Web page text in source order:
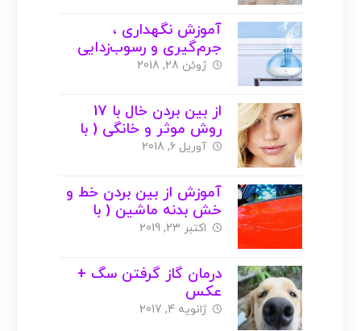
آموزش نگهداری ،
جرم‌گیری و رسوب‌زدایی
بخور ( با عکس )
ژوئن 28, 2018
از بین بردن خال با 17
روش موثر و خانگی ( با
عکس )
آوریل 6, 2018
آموزش از بین بردن خط و
خش بدنه ماشین ( با
عکس )
اکتبر 23, 2019
درمان گاز گرفتن سگ +
عکس
ژانویه 4, 2017